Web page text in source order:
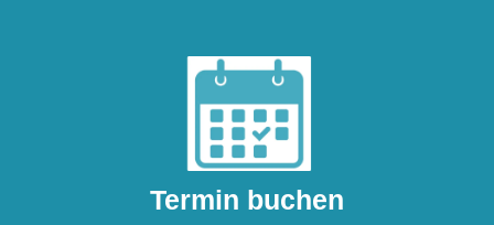
Termin buchen